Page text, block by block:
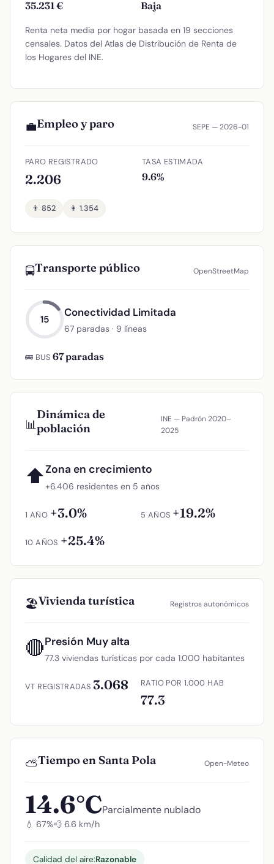
35.231 € Baja
Renta neta media por hogar basada en 19 secciones
censales. Datos del Atlas de Distribución de Renta de
los Hogares del INE.
💼Empleo y paro SEPE — 2026-01
PARO REGISTRADO
2.206
TASA ESTIMADA
9.6%
👨 852 👩 1.354
🚍Transporte público OpenStreetMap
15
Conectividad Limitada
67 paradas · 9 líneas
🚌 BUS 67 paradas
📊
Dinámica de
población
INE — Padrón 2020–
2025
⬆Zona en crecimiento
+6.406 residentes en 5 años
1 AÑO +3.0% 5 AÑOS +19.2%
10 AÑOS +25.4%
🏖️Vivienda turística Registros autonómicos
🔴Presión Muy alta
77.3 viviendas turísticas por cada 1.000 habitantes
VT REGISTRADAS 3.068 RATIO POR 1.000 HAB
77.3
⛅Tiempo en Santa Pola Open-Meteo
14.6°CParcialmente nublado
💧 67%💨 6.6 km/h
Calidad del aire:Razonable